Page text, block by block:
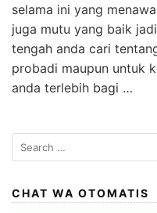
selama ini yang
juga mutu yang baik
tengah anda cari
probadi maupun untuk
anda terlebih bagi …
Search
for:
CHAT WA OTOMATIS